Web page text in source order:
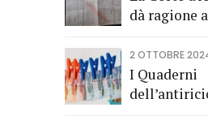
fruttiferi
dà ragione
2 OTTOBRE
I Quaderni